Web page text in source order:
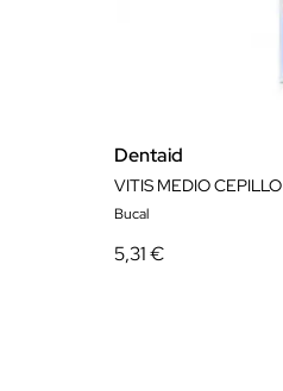
Dentaid
VITIS MEDIO CEPILLO
Bucal
5,31 €